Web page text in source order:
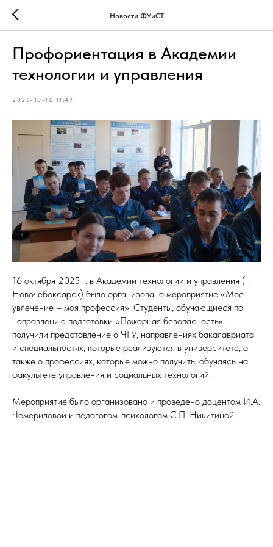
Новости ФУиСТ
Профориентация в Академии
технологии и управления
2025-10-16 11:47
16 октября 2025 г. в Академии технологии и управления (г.
Новочебоксарск) было организовано мероприятие «Мое
увлечение – моя профессия». Студенты, обучающиеся по
направлению подготовки «Пожарная безопасность»,
получили представление о ЧГУ, направлениях бакалавриата
и специальностях, которые реализуются в университете, а
также о профессиях, которые можно получить, обучаясь на
факультете управления и социальных технологий.
Мероприятие было организовано и проведено доцентом И.А.
Чемериловой и педагогом-психологом С.П. Никитиной.